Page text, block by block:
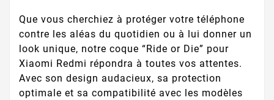
Que vous cherchiez à protéger votre téléphone
contre les aléas du quotidien ou à lui donner un
look unique, notre coque “Ride or Die” pour
Xiaomi Redmi répondra à toutes vos attentes.
Avec son design audacieux, sa protection
optimale et sa compatibilité avec les modèles